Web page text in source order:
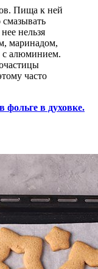
Пища к ней
нельзя
маринадом,
алюминием.
часто
фольге в духовке.